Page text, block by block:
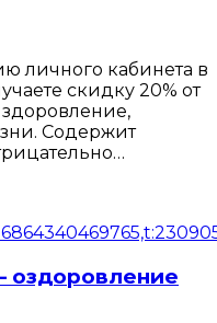
личного кабинета в
скидку 20% от
здоровление,
Содержит
оздоровление